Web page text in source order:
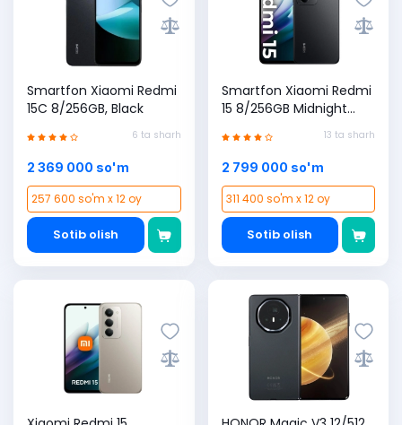
Smartfon Xiaomi Redmi
15C 8/256GB, Black
6 ta sharh
2 369 000 so'm
257 600 so'm x 12 oy
Sotib olish
Smartfon Xiaomi Redmi
15 8/256GB Midnight
13 ta sharh
2 799 000 so'm
311 400 so'm x 12 oy
Sotib olish